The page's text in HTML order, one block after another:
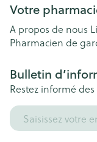
Votre
A propos de nous
Pharmacien de
Bulletin
Restez informé
Adresse mail